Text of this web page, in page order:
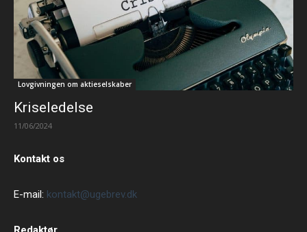
Lovgivningen om aktieselskaber
Kriseledelse
11/06/2024
Kontakt os
E-mail: kontakt@ugebrev.dk